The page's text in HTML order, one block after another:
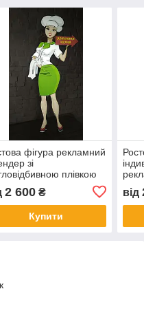
фігура рекламний
зі
плівкою
2 600₴
Купити
від